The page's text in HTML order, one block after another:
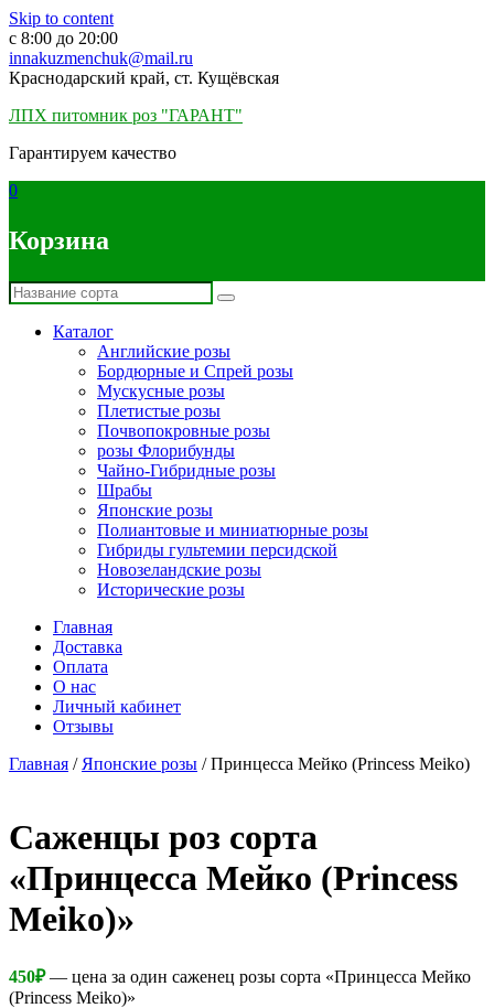
Skip to content
c 8:00 до 20:00
innakuzmenchuk@mail.ru
Краснодарский край, ст. Кущёвская
ЛПХ питомник роз "ГАРАНТ"
Гарантируем качество
0
Корзина
Каталог
Английские розы
Бордюрные и Спрей розы
Мускусные розы
Плетистые розы
Почвопокровные розы
розы Флорибунды
Чайно-Гибридные розы
Шрабы
Японские розы
Полиантовые и миниатюрные розы
Гибриды гультемии персидской
Новозеландские розы
Исторические розы
Главная
Доставка
Оплата
О нас
Личный кабинет
Отзывы
Главная / Японские розы / Принцесса Мейко (Princess Meiko)
Cаженцы роз сорта
«Принцесса Мейко (Princess
Meiko)»
450₽— цена за один саженец розы сорта «Принцесса Мейко
(Princess Meiko)»